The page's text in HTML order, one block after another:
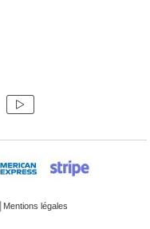
Mentions légales